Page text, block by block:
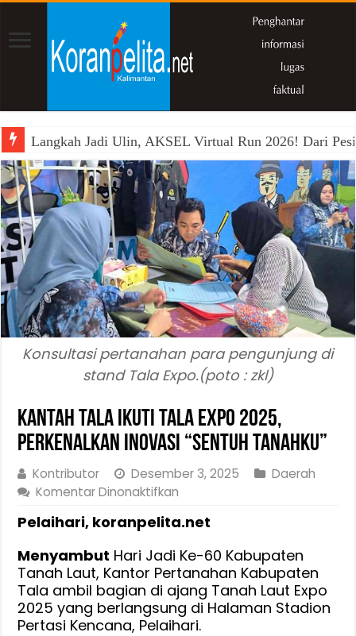
Langkah Jadi Ulin, AKSEL Virtual Run 2026! Dari
Konsultasi pertanahan para pengunjung di
stand Tala Expo.(poto : zkl)
Kantah Tala Ikuti Tala Expo 2025,
Perkenalkan Inovasi “Sentuh Tanahku”
Kontributor Desember 3, 2025
Daerah
Komentar Dinonaktifkan
Tala
Tala
Expo
2025,
Perkenalkan
Pelaihari, koranpelita.net
Menyambut Hari Jadi Ke-60 Kabupaten
Tanah Laut, Kantor Pertanahan Kabupaten
Tala ambil bagian di ajang Tanah Laut Expo
2025 yang berlangsung di Halaman Stadion
Pertasi Kencana, Pelaihari.